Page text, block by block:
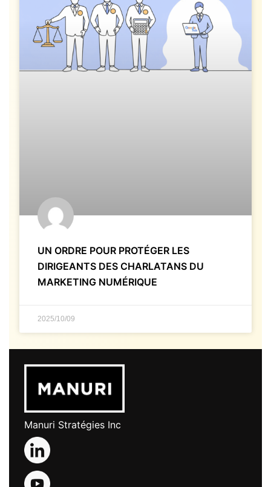
UN ORDRE POUR PROTÉGER LES
DIRIGEANTS DES CHARLATANS DU
MARKETING NUMÉRIQUE
2025/10/09
Manuri Stratégies Inc